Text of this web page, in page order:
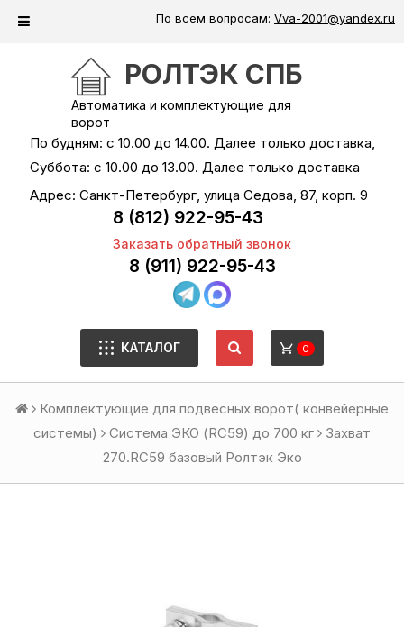
По всем вопросам: Vva-2001@yandex.ru
РОЛТЭК СПБ
Автоматика и комплектующие для
ворот
По будням: с 10.00 до 14.00. Далее только доставка,
Суббота: с 10.00 до 13.00. Далее только доставка
Адрес: Санкт-Петербург, улица Седова, 87, корп. 9
8 (812) 922-95-43
Заказать обратный звонок
8 (911) 922-95-43
КАТАЛОГ 0
Комплектующие для подвесных ворот( конвейерные
системы)
Система ЭКО (RC59) до 700 кг
Захват
270.RC59 базовый Ролтэк Эко